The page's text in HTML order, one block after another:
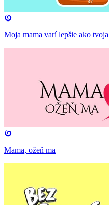
Moja mama varí lepšie ako tvoja
Mama, ožeň ma